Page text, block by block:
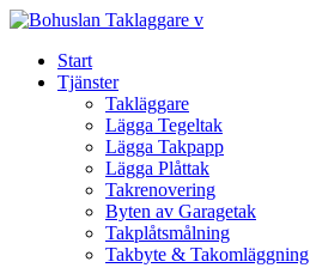
Skip
contentStart
Tjänster
Takläggare
Lägga Tegeltak
Lägga Takpapp
Lägga Plåttak
Takrenovering
Byten av Garagetak
Takplåtsmålning
Takbyte & Takomläggning